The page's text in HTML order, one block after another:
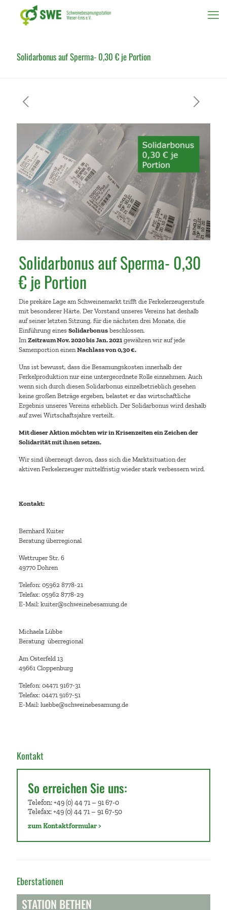
Solidarbonus auf Sperma- 0,30 € je Portion
Solidarbonus auf Sperma- 0,30
€ je Portion
Die prekäre Lage am Schweinemarkt trifft die Ferkelerzeugerstufe
mit besonderer Härte. Der Vorstand unseres Vereins hat deshalb
auf seiner letzten Sitzung, für die nächsten drei Monate, die
Einführung eines Solidarbonusbeschlossen.
Im Zeitraum Nov. 2020 bis Jan. 2021gewähren wir auf jede
Samenportion einen Nachlass von 0,30 €.
Uns ist bewusst, dass die Besamungskosten innerhalb der
Ferkelproduktion nur eine untergeordnete Rolle einnehmen. Auch
wenn sich durch diesen Solidarbonus einzelbetrieblich gesehen
keine großen Beträge ergeben, belastet er das wirtschaftliche
Ergebnis unseres Vereins erheblich. Der Solidarbonus wird deshalb
auf zwei Wirtschaftsjahre verteilt.
Mit dieser Aktion möchten wir in Krisenzeiten ein Zeichen der
Solidarität mit ihnen setzen.
Wir sind überzeugt davon, dass sich die Marktsituation der
aktiven Ferkelerzeuger mittelfristig wieder stark verbessern wird.
Kontakt:
Bernhard Kuiter
Beratung überregional
Wettruper Str. 6
49770 Dohren
Telefon: 05962 8778-21
Telefax: 05962 8778-29
E-Mail: kuiter@schweinebesamung.de
Michaela Lübbe
Beratung überregional
Am Osterfeld 13
49661 Cloppenburg
Telefon: 04471 9167-31
Telefax: 04471 9167-51
E-Mail: luebbe@schweinebesamung.de
Kontakt
So erreichen Sie uns:
Telefon: +49 (0) 44 71 – 91 67-0
Telefax: +49 (0) 44 71 – 91 67-50
zum Kontaktformular >
Eberstationen
STATION BETHEN